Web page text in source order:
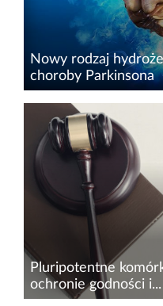
Nowy rodzaj
choroby Parkinsona
Hydrożel
Australian National
spowodował 51%
dopaminergicznych,
funkcje motoryczne.
Pluripotentne
ochronie godności i...